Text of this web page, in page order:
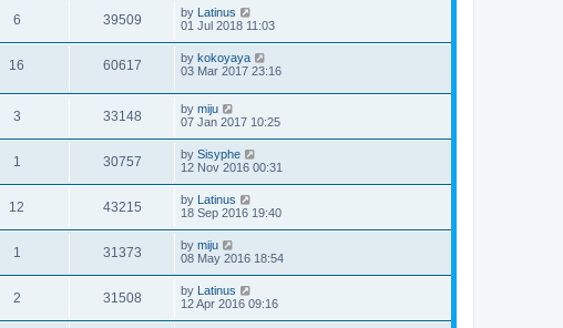
6 39509 by Latinus
01 Jul 2018 11:03
16 60617 by kokoyaya
03 Mar 2017 23:16
3 33148 by miju
07 Jan 2017 10:25
1 30757 by Sisyphe
12 Nov 2016 00:31
12 43215 by
Latinus
18 Sep 2016 19:40
1 31373 by miju
08 May 2016 18:54
2 31508 by
Latinus
12 Apr 2016 09:16